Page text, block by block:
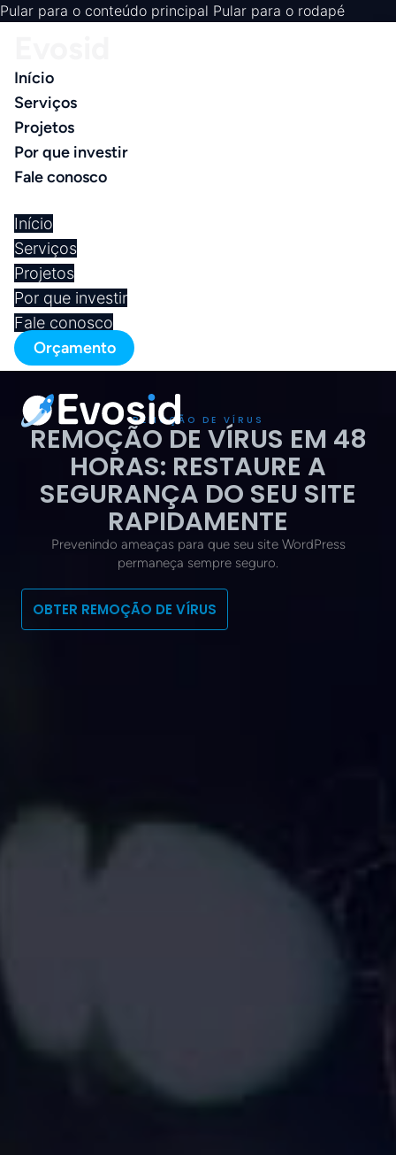
Pular para o conteúdo principal Pular para o rodapé
Início
Serviços
Projetos
Por que investir
Fale conosco
Início
Serviços
Projetos
Por que investir
Fale conosco
Orçamento
REMOÇÃO DE VÍRUS
REMOÇÃO DE VÍRUS EM 48
HORAS: RESTAURE A
SEGURANÇA DO SEU SITE
RAPIDAMENTE
Prevenindo ameaças para que seu site WordPress
permaneça sempre seguro.
OBTER REMOÇÃO DE VÍRUS